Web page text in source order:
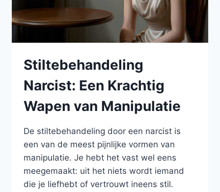
Stiltebehandeling
Narcist: Een Krachtig
Wapen van Manipulatie
De stiltebehandeling door een narcist is
een van de meest pijnlijke vormen van
manipulatie. Je hebt het vast wel eens
meegemaakt: uit het niets wordt iemand
die je liefhebt of vertrouwt ineens stil.